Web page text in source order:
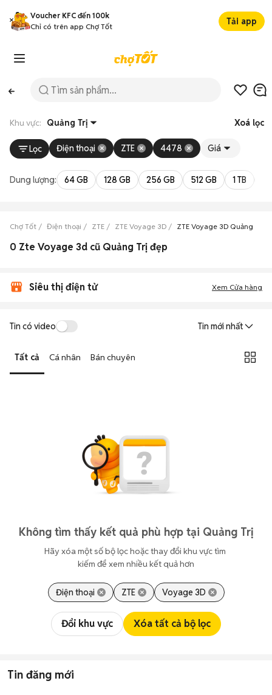
Voucher KFC đến 100k
Chỉ có trên app Chợ Tốt
Tải app
Khu vực: Quảng Trị Xoá lọc
Lọc Điện thoại ZTE 4478 Giá
Dung lượng: 64 GB 128 GB 256 GB 512 GB 1 TB
Chợ Tốt Điện thoại ZTE ZTE Voyage 3D ZTE Voyage 3D Quảng Trị
0 Zte Voyage 3d cũ Quảng Trị đẹp
Siêu thị điện tử Xem Cửa hàng
Tin có video Tin mới nhất
Tất cả Cá nhân Bán chuyên
Không tìm thấy kết quả phù hợp tại Quảng Trị
Hãy xóa một số bộ lọc hoặc thay đổi khu vực tìm
kiếm để xem nhiều kết quả hơn
Điện thoại ZTE Voyage 3D
Đổi khu vực Xóa tất cả bộ lọc
Tin đăng mới